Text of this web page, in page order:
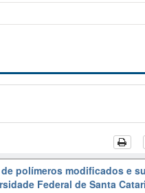
polímeros modificados e
Federal de Santa